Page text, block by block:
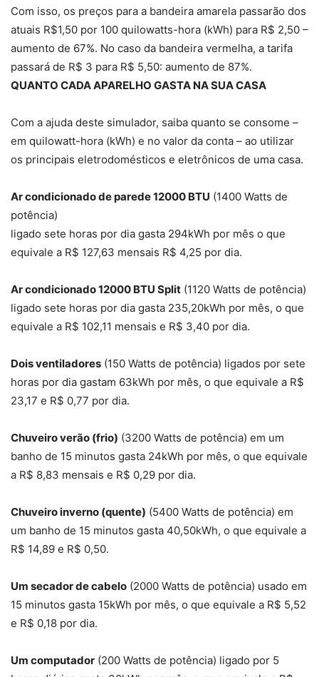
Com isso, os preços para a bandeira amarela passarão dos
atuais R$1,50 por 100 quilowatts-hora (kWh) para R$ 2,50 –
aumento de 67%. No caso da bandeira vermelha, a tarifa
passará de R$ 3 para R$ 5,50: aumento de 87%.
QUANTO CADA APARELHO GASTA NA SUA CASA
Com a ajuda deste simulador, saiba quanto se consome –
em quilowatt-hora (kWh) e no valor da conta – ao utilizar
os principais eletrodomésticos e eletrônicos de uma casa.
Ar condicionado de parede 12000 BTU (1400 Watts de
potência)
ligado sete horas por dia gasta 294kWh por mês o que
equivale a R$ 127,63 mensais R$ 4,25 por dia.
Ar condicionado 12000 BTU Split (1120 Watts de potência)
ligado sete horas por dia gasta 235,20kWh por mês, o que
equivale a R$ 102,11 mensais e R$ 3,40 por dia.
Dois ventiladores (150 Watts de potência) ligados por sete
horas por dia gastam 63kWh por mês, o que equivale a R$
23,17 e R$ 0,77 por dia.
Chuveiro verão (frio) (3200 Watts de potência) em um
banho de 15 minutos gasta 24kWh por mês, o que equivale
a R$ 8,83 mensais e R$ 0,29 por dia.
Chuveiro inverno (quente) (5400 Watts de potência) em
um banho de 15 minutos gasta 40,50kWh, o que equivale a
R$ 14,89 e R$ 0,50.
Um secador de cabelo (2000 Watts de potência) usado em
15 minutos gasta 15kWh por mês, o que equivale a R$ 5,52
e R$ 0,18 por dia.
Um computador (200 Watts de potência) ligado por 5